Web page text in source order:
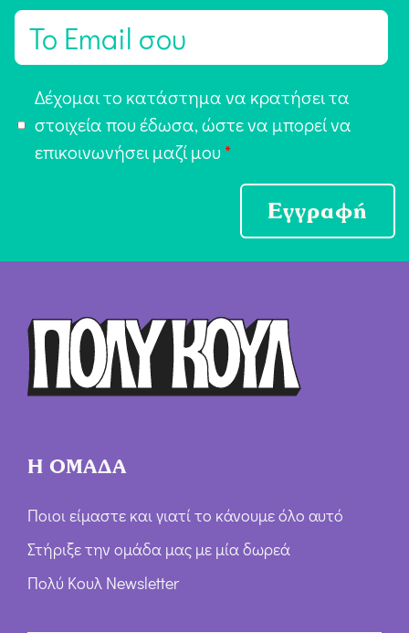
E
π
ή
Δέχομαι το κατάστημα να κρατήσει τα
στοιχεία που έδωσα, ώστε να μπορεί να
επικοινωνήσει μαζί μου *
Εγγραφή
Η ΟΜΑΔΑ
Ποιοι είμαστε και γιατί το κάνουμε όλο αυτό
Στήριξε την ομάδα μας με μία δωρεά
Πολύ Κουλ Newsletter